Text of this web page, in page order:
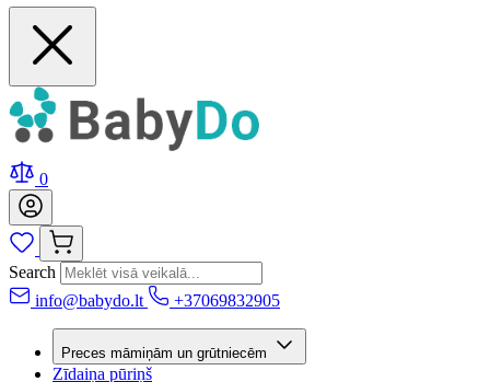
0
Search
info@babydo.lt
+37069832905
Preces māmiņām un grūtniecēm
Zīdaiņa pūriņš